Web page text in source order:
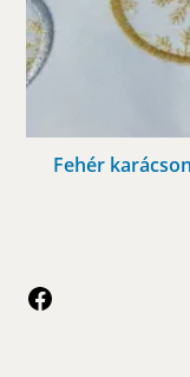
Fehér
Facebook